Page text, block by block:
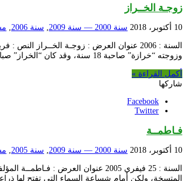
زوجـة الخــراز
10 أكتوبر، 2018 سنة 2000 — سنة 2009 , سنة 2006 ,
وزوجته “خرازة” صاحبة 18 سنة، وقد كان “الخراز” صبارا بينما …
أكمل القراءة »
شاركها
Facebook
Twitter
فـاطمــة
10 أكتوبر، 2018 سنة 2000 — سنة 2009 سنة 2005
السنة : 25 فيفري 2005 عنوان
المتسخة، ولكن أمام شساعة السماء التي تفتح لها